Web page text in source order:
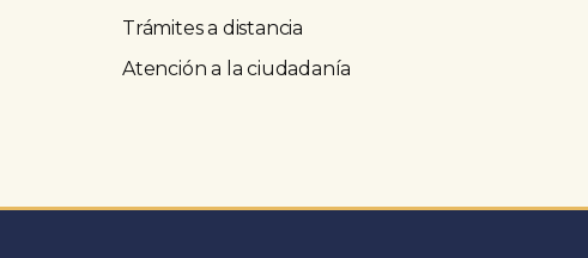
Trámites a distancia
Atención a la ciudadanía